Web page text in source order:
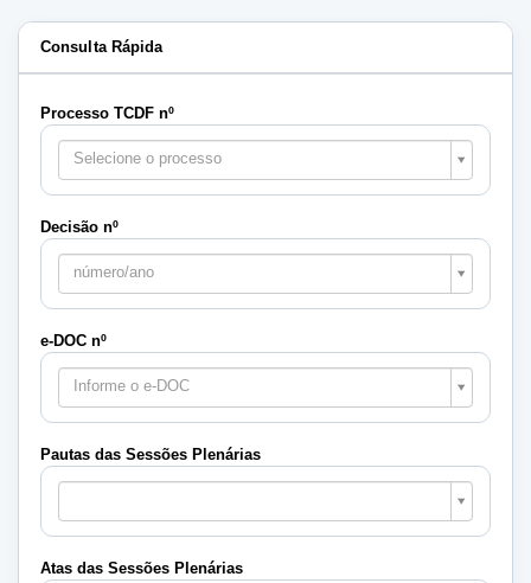
Consulta Rápida
Processo TCDF nº
Selecione o processo
Decisão nº
número/ano
e-DOC nº
Informe o e-DOC
Pautas das Sessões Plenárias
Pautas
Sessões
Plenárias
Atas das Sessões Plenárias